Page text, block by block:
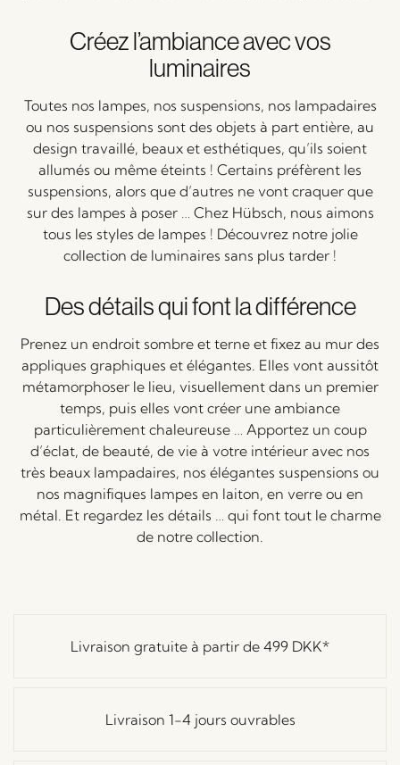
Créez l’ambiance avec vos
luminaires
Toutes nos lampes, nos suspensions, nos lampadaires
ou nos suspensions sont des objets à part entière, au
design travaillé, beaux et esthétiques, qu’ils soient
allumés ou même éteints ! Certains préfèrent les
suspensions, alors que d’autres ne vont craquer que
sur des lampes à poser … Chez Hübsch, nous aimons
tous les styles de lampes ! Découvrez notre jolie
collection de luminaires sans plus tarder !
Des détails qui font la différence
Prenez un endroit sombre et terne et fixez au mur des
appliques graphiques et élégantes. Elles vont aussitôt
métamorphoser le lieu, visuellement dans un premier
temps, puis elles vont créer une ambiance
particulièrement chaleureuse … Apportez un coup
d’éclat, de beauté, de vie à votre intérieur avec nos
très beaux lampadaires, nos élégantes suspensions ou
nos magnifiques lampes en laiton, en verre ou en
métal. Et regardez les détails … qui font tout le charme
de notre collection.
Livraison gratuite à partir de 499 DKK*
Livraison 1-4 jours ouvrables